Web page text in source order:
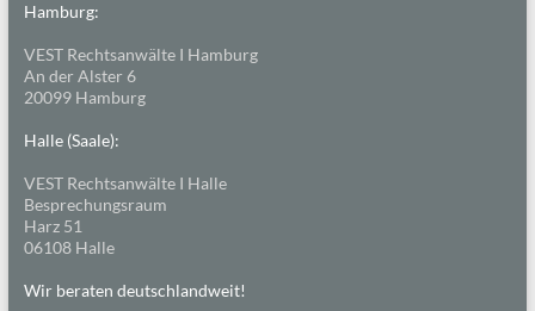
Hamburg:
VEST Rechtsanwälte I Hamburg
An der Alster 6
20099 Hamburg
Halle (Saale):
VEST Rechtsanwälte I Halle
Besprechungsraum
Harz 51
06108 Halle
Wir beraten deutschlandweit!